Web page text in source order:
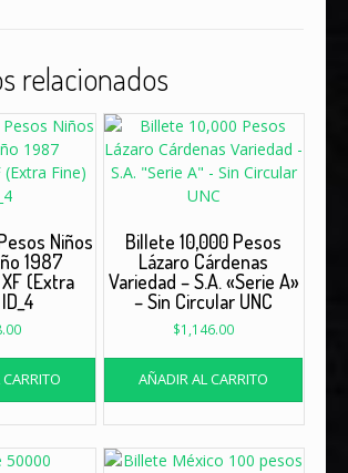
relacionados
Niños
1987
(Extra
Billete 10,000 Pesos
Lázaro Cárdenas
Variedad – S.A. «Serie A»
– Sin Circular UNC
$1,146.00
AÑADIR AL CARRITO